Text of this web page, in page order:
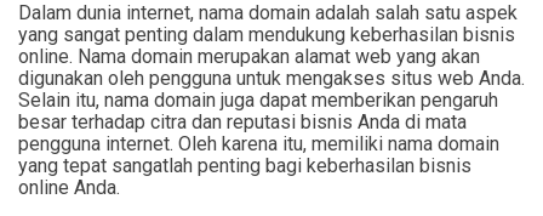
Dalam dunia internet, nama domain adalah salah satu aspek
yang sangat penting dalam mendukung keberhasilan bisnis
online. Nama domain merupakan alamat web yang akan
digunakan oleh pengguna untuk mengakses situs web Anda.
Selain itu, nama domain juga dapat memberikan pengaruh
besar terhadap citra dan reputasi bisnis Anda di mata
pengguna internet. Oleh karena itu, memiliki nama domain
yang tepat sangatlah penting bagi keberhasilan bisnis
online Anda.